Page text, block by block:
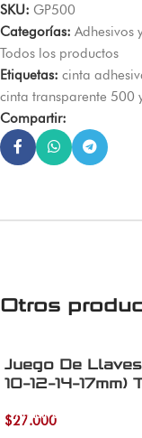
SKU: GP500
Categorías: Adhesivos
Todos los productos
Etiquetas: cinta
cinta transparente 500
Compartir:
Otros
Juego De
10-12-14-17mm)
$27.000
Añadir al carrito